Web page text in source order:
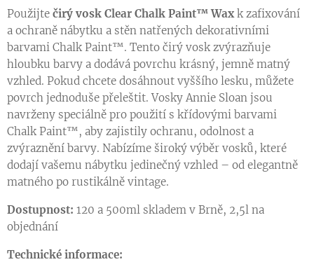
Použijte čirý vosk Clear Chalk Paint™ Waxk zafixování
a ochraně nábytku a stěn natřených dekorativními
barvami Chalk Paint™. Tento čirý vosk zvýrazňuje
hloubku barvy a dodává povrchu krásný, jemně matný
vzhled. Pokud chcete dosáhnout vyššího lesku, můžete
povrch jednoduše přeleštit. Vosky Annie Sloan jsou
navrženy speciálně pro použití s křídovými barvami
Chalk Paint™, aby zajistily ochranu, odolnost a
zvýraznění barvy. Nabízíme široký výběr vosků, které
dodají vašemu nábytku jedinečný vzhled – od elegantně
matného po rustikálně vintage.
Dostupnost: 120 a 500ml skladem v Brně, 2,5l na
objednání
Technické informace: